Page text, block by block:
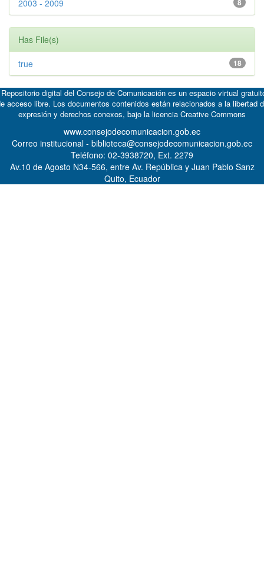
8
2003 - 2009
Has File(s)
18
true
digital del Consejo de Comunicación es un espacio virtual
acceso libre. Los documentos contenidos están relacionados a la libertad
expresión y derechos conexos, bajo la licencia Creative Commons
www.consejodecomunicacion.gob.ec
Correo institucional - biblioteca@consejodecomunicacion.gob.ec
Teléfono: 02-3938720, Ext. 2279
Av.10 de Agosto N34-566, entre Av. República y Juan Pablo Sanz
Quito, Ecuador